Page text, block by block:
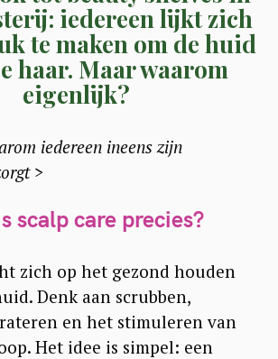
iedereen lijkt zich
te maken om de huid
haar. Maar waarom
eigenlijk?
iedereen ineens zijn
>
scalp care precies?
zich op het gezond houden
Denk aan scrubben,
en het stimuleren van
Het idee is simpel: een